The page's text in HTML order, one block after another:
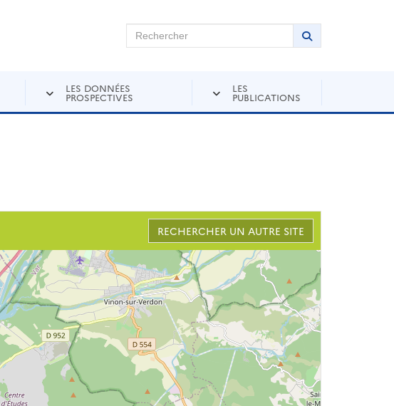
Rechercher sur Andra Inventaire Rechercher
Lancer la
LES DONNÉES
PROSPECTIVES
LES
PUBLICATIONS
RECHERCHER UN AUTRE SITE